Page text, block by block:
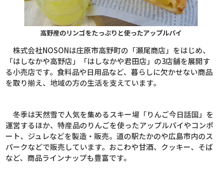
高野産のリンゴをたっぷりと使ったアップルパイ
株式会社NOSONは庄原市高野町の「瀬尾商店」をはじめ、
「はしなかや高野店」「はしなかや君田店」の3店舗を展開す
る小売店です。食料品や日用品など、暮らしに欠かせない商品
を取り揃え、地域の方の生活を支えています。
冬季は天然雪で人気を集めるスキー場「りんご今日話国」を
運営するほか、特産品のりんごを使ったアップルパイやコンポ
ート、ジュレなどを製造・販売。道の駅たかのや広島市内のス
パークなどで販売しています。おこわや甘酒、クッキー、そば
など、商品ラインナップも豊富です。